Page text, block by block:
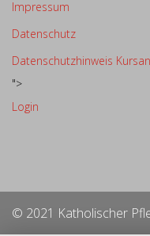
Impressum
Datenschutz
Datenschutzhinweis
">
Login
© 2021 Katholischer